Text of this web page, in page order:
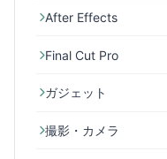
After Effects
Final Cut Pro
ガジェット
撮影・カメラ